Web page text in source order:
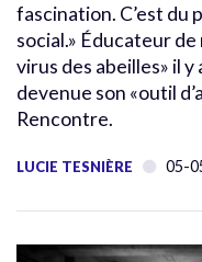
fascination. C’est du
social.» Éducateur
virus des abeilles» il y
devenue son «outil
Rencontre.
LUCIE TESNIÈRE 05-